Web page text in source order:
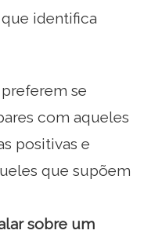
identifica
se
com aqueles
positivas e
que supõem
sobre um